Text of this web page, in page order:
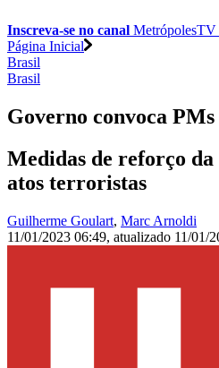
Inscreva-se no canal MetrópolesTV
Página Inicial
Brasil
Brasil
Governo convoca
Medidas de reforço
atos terroristas
Guilherme Goulart, Marc Arnoldi
11/01/2023 06:49, atualizado 11/01/